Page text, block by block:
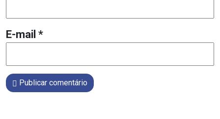
E-mail *
Publicar comentário